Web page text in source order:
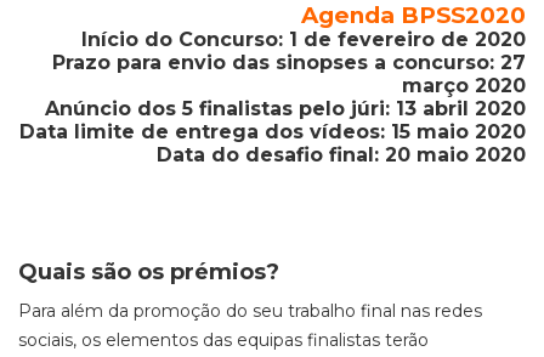
Agenda BPSS2020
Início do Concurso: 1 de fevereiro de 2020
Prazo para envio das sinopses a concurso: 27
março 2020
Anúncio dos 5 finalistas pelo júri: 13 abril 2020
Data limite de entrega dos vídeos: 15 maio 2020
Data do desafio final: 20 maio 2020
Quais são os prémios?
Para além da promoção do seu trabalho final nas redes
sociais, os elementos das equipas finalistas terão